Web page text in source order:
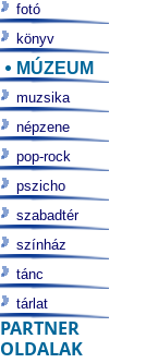
fotó
könyv
MÚZEUM
muzsika
népzene
pop-rock
pszicho
szabadtér
színház
tánc
tárlat
PARTNER
OLDALAK